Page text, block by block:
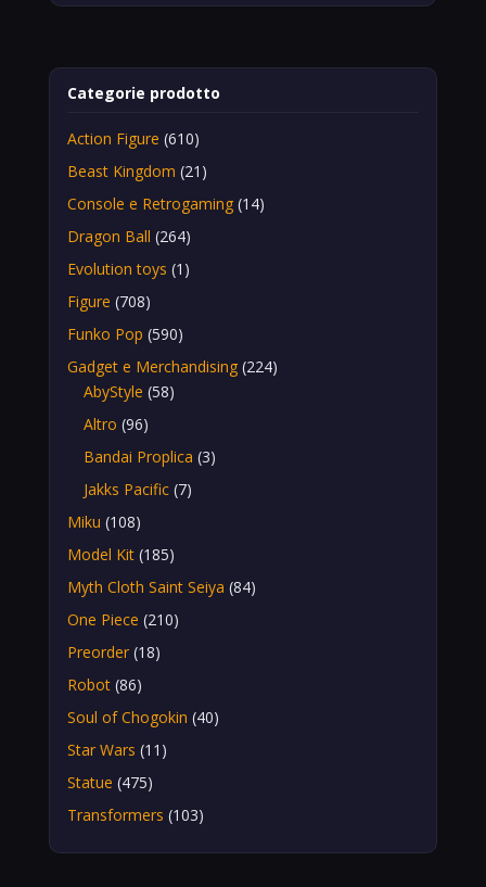
Categorie prodotto
Action Figure (610)
Beast Kingdom (21)
Console e Retrogaming (14)
Dragon Ball (264)
Evolution toys (1)
Figure (708)
Funko Pop (590)
Gadget e Merchandising (224)
AbyStyle (58)
Altro (96)
Bandai Proplica (3)
Jakks Pacific (7)
Miku (108)
Model Kit (185)
Myth Cloth Saint Seiya (84)
One Piece (210)
Preorder (18)
Robot (86)
Soul of Chogokin (40)
Star Wars (11)
Statue (475)
Transformers (103)